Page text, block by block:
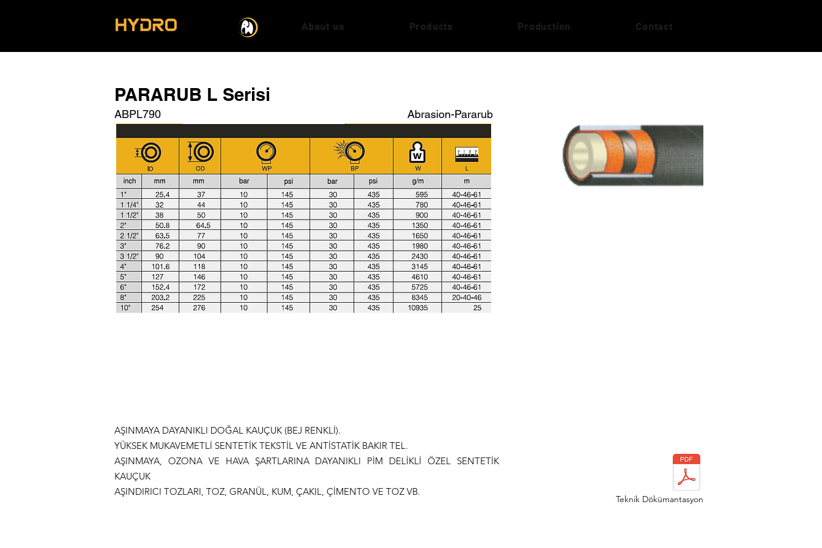
About us Products Production Contact
PARARUB L Serisi
ABPL790 Abrasion-Pararub
AŞINMAYA DAYANIKLI DOĞAL KAUÇUK (BEJ RENKLİ).
YÜKSEK MUKAVEMETLİ SENTETİK TEKSTİL VE ANTİSTATİK BAKIR TEL.
AŞINMAYA, OZONA VE HAVA ŞARTLARINA DAYANIKLI PİM DELİKLİ ÖZEL SENTETİK
KAUÇUK
AŞINDIRICI TOZLARI, TOZ, GRANÜL, KUM, ÇAKIL, ÇİMENTO VE TOZ VB.
Teknik Dökümantasyon